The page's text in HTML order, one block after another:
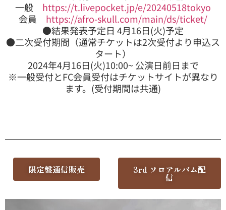
一般 https://t.livepocket.jp/e/20240518tokyo
会員 https://afro-skull.com/main/ds/ticket/
●結果発表予定日 4月16日(火)予定
●二次受付期間（通常チケットは2次受付より申込ス
タート）
2024年4月16日(火)10:00~ 公演日前日まで
※一般受付とFC会員受付はチケットサイトが異なり
ます。(受付期間は共通)
限定盤通信販売 3rd ソロアルバム配
信